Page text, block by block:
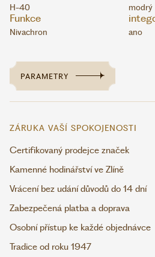
H-40 modrý
Funkce
Nivachron ano
PARAMETRY
ZÁRUKA VAŠÍ SPOKOJENOSTI
Certifikovaný prodejce značek
Kamenné hodinářství ve Zlíně
Vrácení bez udání důvodů do 14 dní
Zabezpečená platba a doprava
Osobní přístup ke každé objednávce
Tradice od roku 1947